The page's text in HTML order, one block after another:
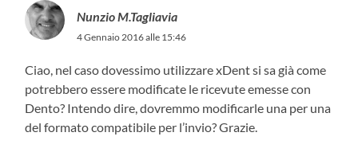
Nunzio M.Tagliavia
4 Gennaio 2016 alle 15:46
Ciao, nel caso dovessimo utilizzare xDent si sa già come
potrebbero essere modificate le ricevute emesse con
Dento? Intendo dire, dovremmo modificarle una per una
del formato compatibile per l’invio? Grazie.